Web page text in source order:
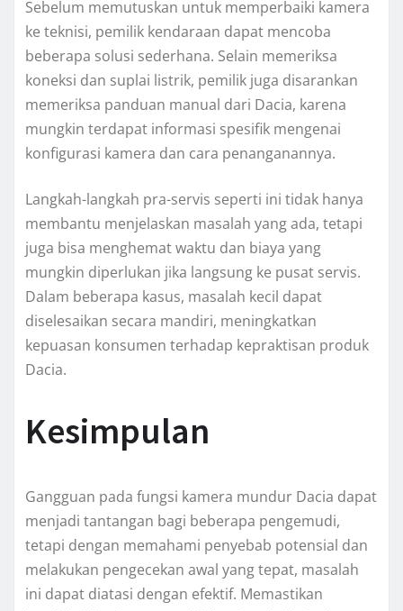
Sebelum memutuskan untuk memperbaiki kamera
ke teknisi, pemilik kendaraan dapat mencoba
beberapa solusi sederhana. Selain memeriksa
koneksi dan suplai listrik, pemilik juga disarankan
memeriksa panduan manual dari Dacia, karena
mungkin terdapat informasi spesifik mengenai
konfigurasi kamera dan cara penanganannya.
Langkah-langkah pra-servis seperti ini tidak hanya
membantu menjelaskan masalah yang ada, tetapi
juga bisa menghemat waktu dan biaya yang
mungkin diperlukan jika langsung ke pusat servis.
Dalam beberapa kasus, masalah kecil dapat
diselesaikan secara mandiri, meningkatkan
kepuasan konsumen terhadap kepraktisan produk
Dacia.
Kesimpulan
Gangguan pada fungsi kamera mundur Dacia dapat
menjadi tantangan bagi beberapa pengemudi,
tetapi dengan memahami penyebab potensial dan
melakukan pengecekan awal yang tepat, masalah
ini dapat diatasi dengan efektif. Memastikan